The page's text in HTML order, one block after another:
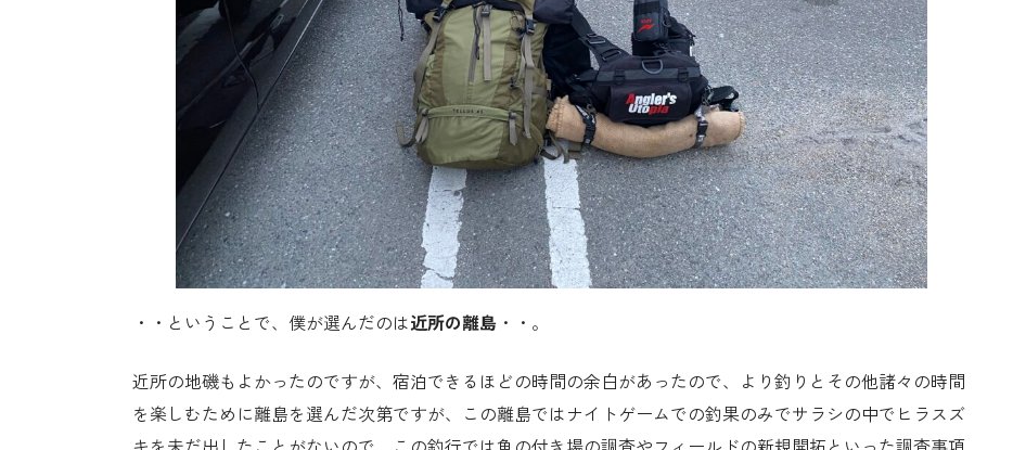
・・ということで、僕が選んだのは近所の離島 ・・。
近所の地磯もよかったのですが、宿泊できるほどの時間の余白があったので、より釣りとその他諸々の時間
を楽しむために離島を選んだ次第ですが、この離島ではナイトゲームでの釣果のみでサラシの中でヒラスズ